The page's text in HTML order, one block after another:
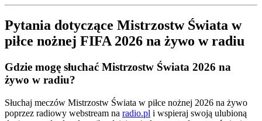
Pytania dotyczące Mistrzostw Świata w
piłce nożnej FIFA 2026 na żywo w radiu
Gdzie mogę słuchać Mistrzostw Świata 2026 na
żywo w radiu?
Słuchaj meczów Mistrzostw Świata w piłce nożnej 2026 na żywo
poprzez radiowy webstream na radio.pl i wspieraj swoją ulubioną